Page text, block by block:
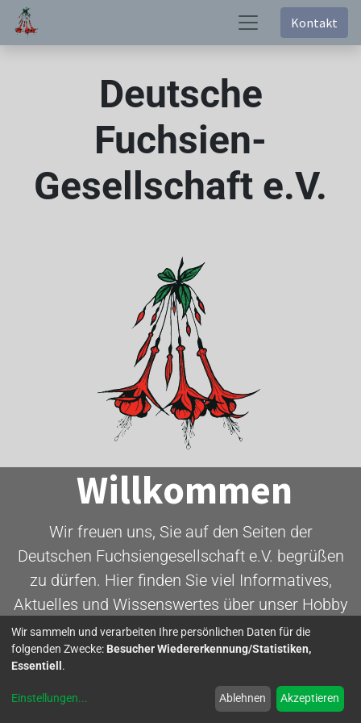
Kontakt
Deutsche
Fuchsien-
Gesellschaft e.V.
Willkommen
Wir freuen uns, Sie auf den Seiten der
Deutschen Fuchsiengesellschaft e.V. begrüßen
zu dürfen. Hier finden Sie viel Informatives,
Aktuelles und Wissenswertes über unser Hobby
- die Fuchsie.
Wir sammeln und verarbeiten Ihre persönlichen Daten für die
folgenden Zwecke: Besucher Wiedererkennung/Statistiken,
Essentiell .
Einstellungen... Ablehnen Akzeptieren